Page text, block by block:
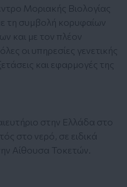
Μοριακής Bιολογίας
τη συμβολή κορυφαίων
και με τον πλέον
οι υπηρεσίες γενετικής
και εφαρμογές της
στην Ελλάδα στο
στο νερό, σε ειδικά
Αίθουσα Τοκετών.